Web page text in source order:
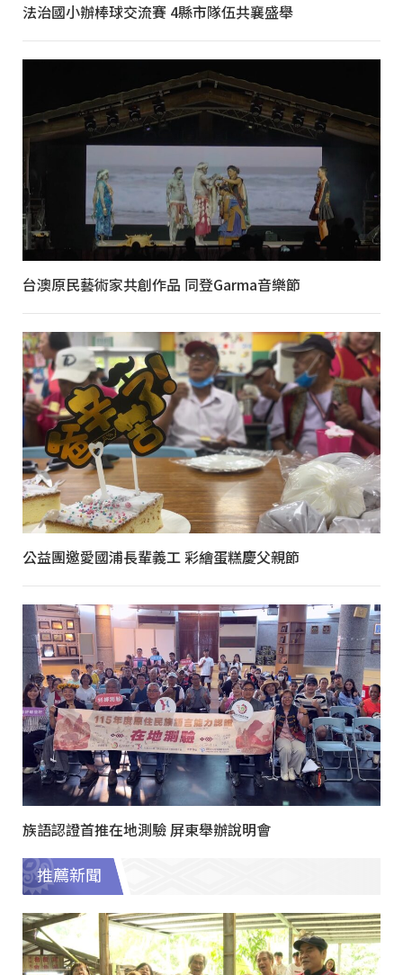
法治國小辦棒球交流賽 4縣市隊伍共襄盛舉
台澳原民藝術家共創作品 同登Garma音樂節
公益團邀愛國浦長輩義工 彩繪蛋糕慶父親節
族語認證首推在地測驗 屏東舉辦說明會
推薦新聞